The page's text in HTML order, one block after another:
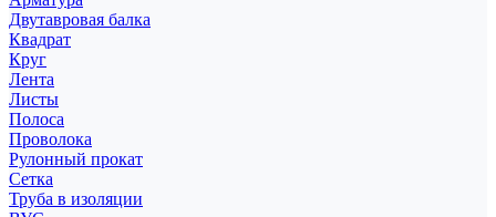
Двутавровая балка
Квадрат
Круг
Лента
Листы
Полоса
Проволока
Рулонный прокат
Сетка
Труба в изоляции